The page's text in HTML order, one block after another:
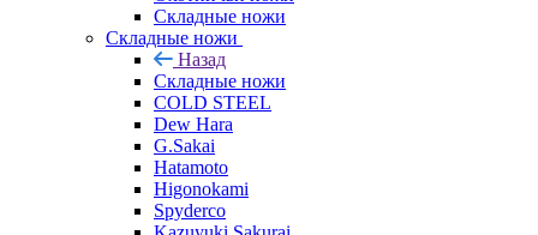
Складные ножи
Складные ножи
Назад
Складные ножи
COLD STEEL
Dew Hara
G.Sakai
Hatamoto
Higonokami
Spyderco